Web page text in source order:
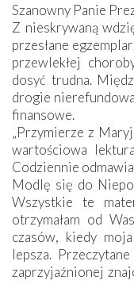
Szanowny Panie
Z nieskrywaną
przesłane
przewlekłej
dosyć trudna.
drogie
finansowe.
„Przymierze z
wartościowa
Codziennie
Modlę się do
Wszystkie te
otrzymałam od
czasów, kiedy
lepsza.
zaprzyjaźnionej